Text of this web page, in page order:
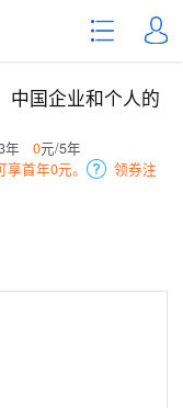
中国企业和个人的
3年0元/5年
享首年0元。
领券注